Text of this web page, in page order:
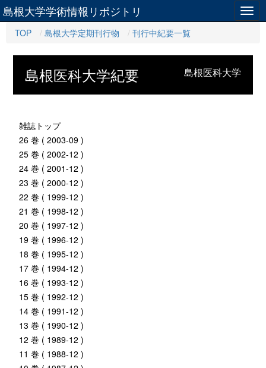
島根大学学術情報リポジトリ
TOP 島根大学定期刊行物 刊行中紀要一覧
島根医科大学
島根医科大学紀要
雑誌トップ
26 巻 ( 2003-09 )
25 巻 ( 2002-12 )
24 巻 ( 2001-12 )
23 巻 ( 2000-12 )
22 巻 ( 1999-12 )
21 巻 ( 1998-12 )
20 巻 ( 1997-12 )
19 巻 ( 1996-12 )
18 巻 ( 1995-12 )
17 巻 ( 1994-12 )
16 巻 ( 1993-12 )
15 巻 ( 1992-12 )
14 巻 ( 1991-12 )
13 巻 ( 1990-12 )
12 巻 ( 1989-12 )
11 巻 ( 1988-12 )